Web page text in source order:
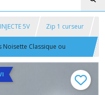
5V Zip 1 curseur
Noisette Classique ou